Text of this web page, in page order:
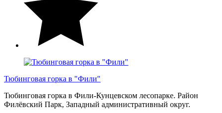
Тюбинговая горка в "Фили"
Тюбинговая горка в Фили-Кунцевском лесопарке. Район
Филёвский Парк, Западный административный округ.